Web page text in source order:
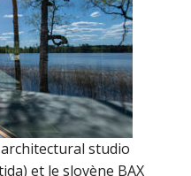
studio
et le slovène BAX